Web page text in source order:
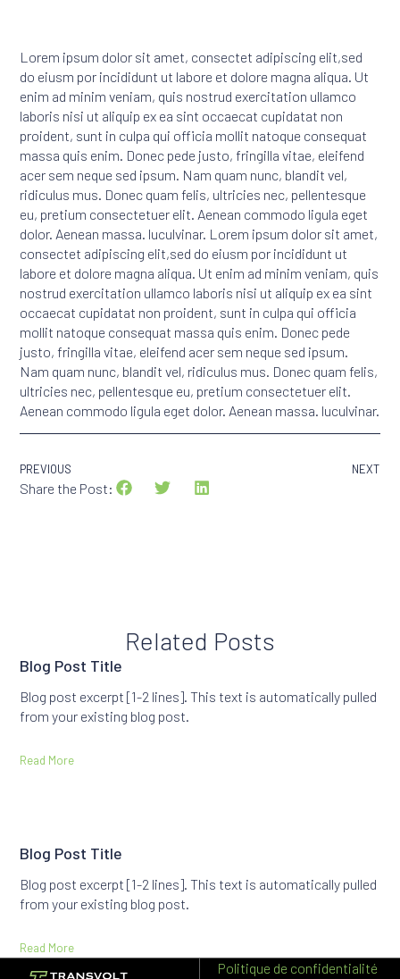
Lorem ipsum dolor sit amet, consectet adipiscing elit,sed
do eiusm por incididunt ut labore et dolore magna aliqua. Ut
enim ad minim veniam, quis nostrud exercitation ullamco
laboris nisi ut aliquip ex ea sint occaecat cupidatat non
proident, sunt in culpa qui officia mollit natoque consequat
massa quis enim. Donec pede justo, fringilla vitae, eleifend
acer sem neque sed ipsum. Nam quam nunc, blandit vel,
ridiculus mus. Donec quam felis, ultricies nec, pellentesque
eu, pretium consectetuer elit. Aenean commodo ligula eget
dolor. Aenean massa. luculvinar. Lorem ipsum dolor sit amet,
consectet adipiscing elit,sed do eiusm por incididunt ut
labore et dolore magna aliqua. Ut enim ad minim veniam, quis
nostrud exercitation ullamco laboris nisi ut aliquip ex ea sint
occaecat cupidatat non proident, sunt in culpa qui officia
mollit natoque consequat massa quis enim. Donec pede
justo, fringilla vitae, eleifend acer sem neque sed ipsum.
Nam quam nunc, blandit vel, ridiculus mus. Donec quam felis,
ultricies nec, pellentesque eu, pretium consectetuer elit.
Aenean commodo ligula eget dolor. Aenean massa. luculvinar.
PREVIOUS NEXT
Share the Post:
Related Posts
Blog Post Title
Blog post excerpt [1-2 lines]. This text is automatically pulled
from your existing blog post.
Read More
Blog Post Title
Blog post excerpt [1-2 lines]. This text is automatically pulled
from your existing blog post.
Read More
Politique de confidentialité